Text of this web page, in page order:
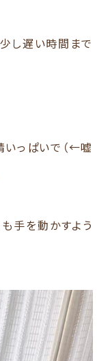
し遅い時間まで
いっぱいで（←嘘
手を動かすよう